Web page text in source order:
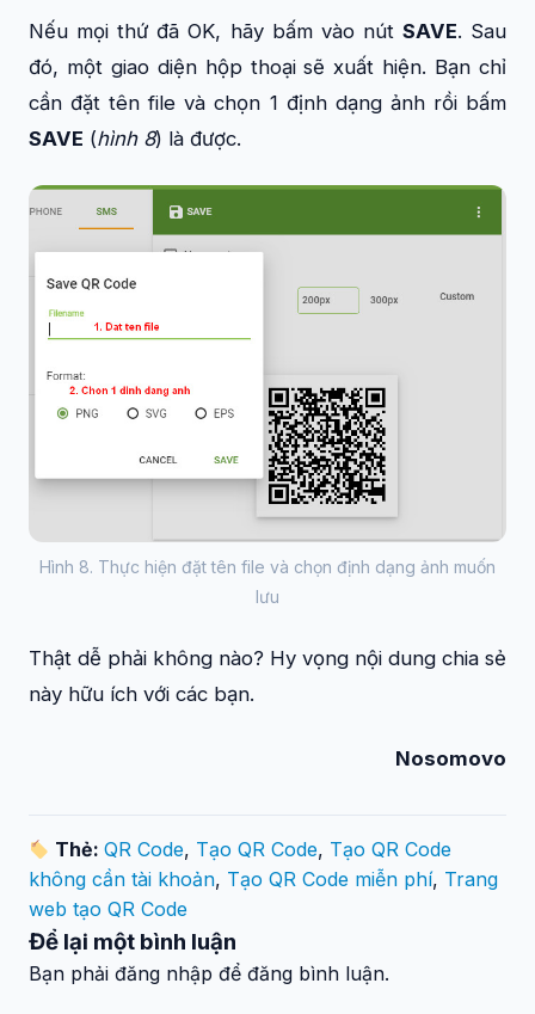
Nếu mọi thứ đã OK, hãy bấm vào nút SAVE. Sau
đó, một giao diện hộp thoại sẽ xuất hiện. Bạn chỉ
cần đặt tên file và chọn 1 định dạng ảnh rồi bấm
SAVE (hình 8) là được.
Hình 8. Thực hiện đặt tên file và chọn định dạng ảnh muốn
lưu
Thật dễ phải không nào? Hy vọng nội dung chia sẻ
này hữu ích với các bạn.
Nosomovo
Thẻ:QR Code, Tạo QR Code, Tạo QR Code
không cần tài khoản, Tạo QR Code miễn phí, Trang
web tạo QR Code
Để lại một bình luận
Bạn phải đăng nhập để đăng bình luận.